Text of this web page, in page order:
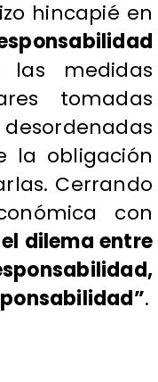
hincapié en
las medidas
tomadas
la obligación
Cerrando
con
dilema entre
.